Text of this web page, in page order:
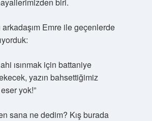
Emre ile geçenlerde
ısınmak için battaniye
yazın bahsettiğimiz
yok!”
sana ne dedim? Kış burada